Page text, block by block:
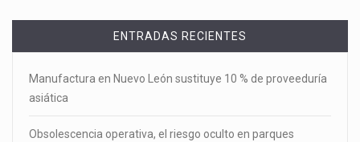
ENTRADAS RECIENTES
Manufactura en Nuevo León sustituye 10 % de proveeduría
asiática
Obsolescencia operativa, el riesgo oculto en parques